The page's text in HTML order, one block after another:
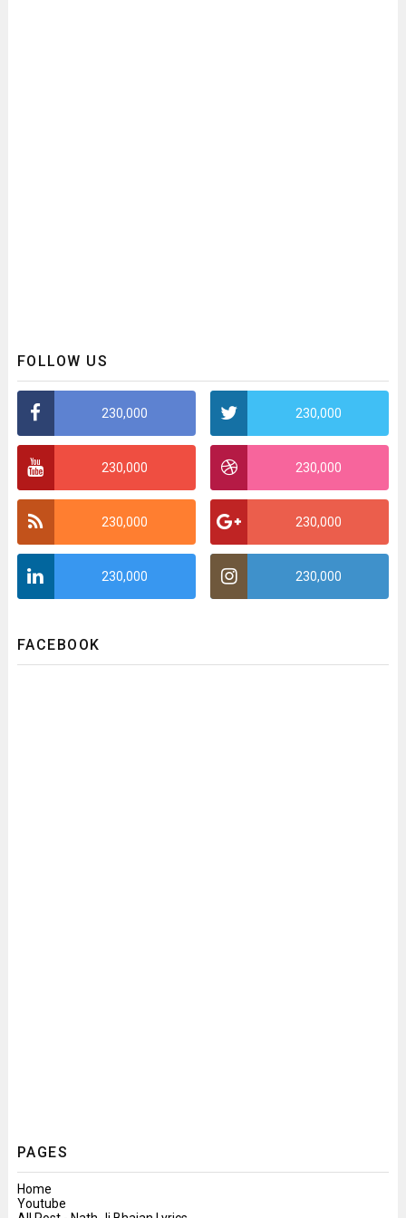
FOLLOW US
230,000 230,000
230,000 230,000
230,000 230,000
230,000 230,000
FACEBOOK
PAGES
Home
Youtube